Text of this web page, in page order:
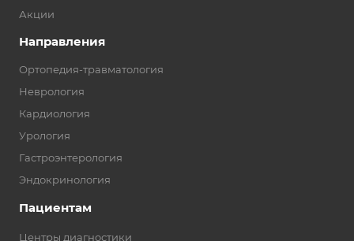
Акции
Направления
Ортопедия-травматология
Неврология
Кардиология
Урология
Гастроэнтерология
Эндокринология
Пациентам
Центры диагностики